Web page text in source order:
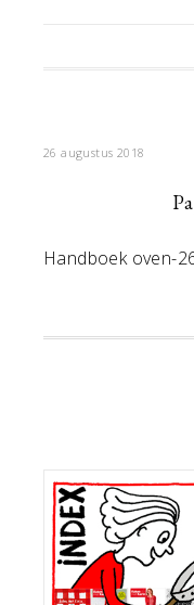
26 augustus 2018
Handboek oven-
Primaire
Sidebar